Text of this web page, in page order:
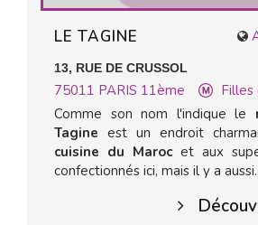
LE TAGINE
13, RUE DE CRUSSOL
75011 PARIS 11ème
Filles
Comme son nom l'indique le
Tagine est un endroit
cuisine du Maroc et aux
confectionnés ici, mais il y a